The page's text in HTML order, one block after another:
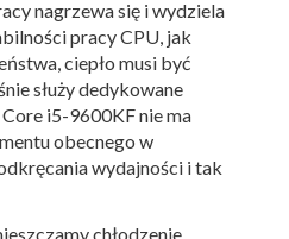
nagrzewa się i wydziela
pracy CPU, jak
ciepło musi być
służy dedykowane
i5-9600KF nie ma
obecnego w
wydajności i tak
chłodzenie